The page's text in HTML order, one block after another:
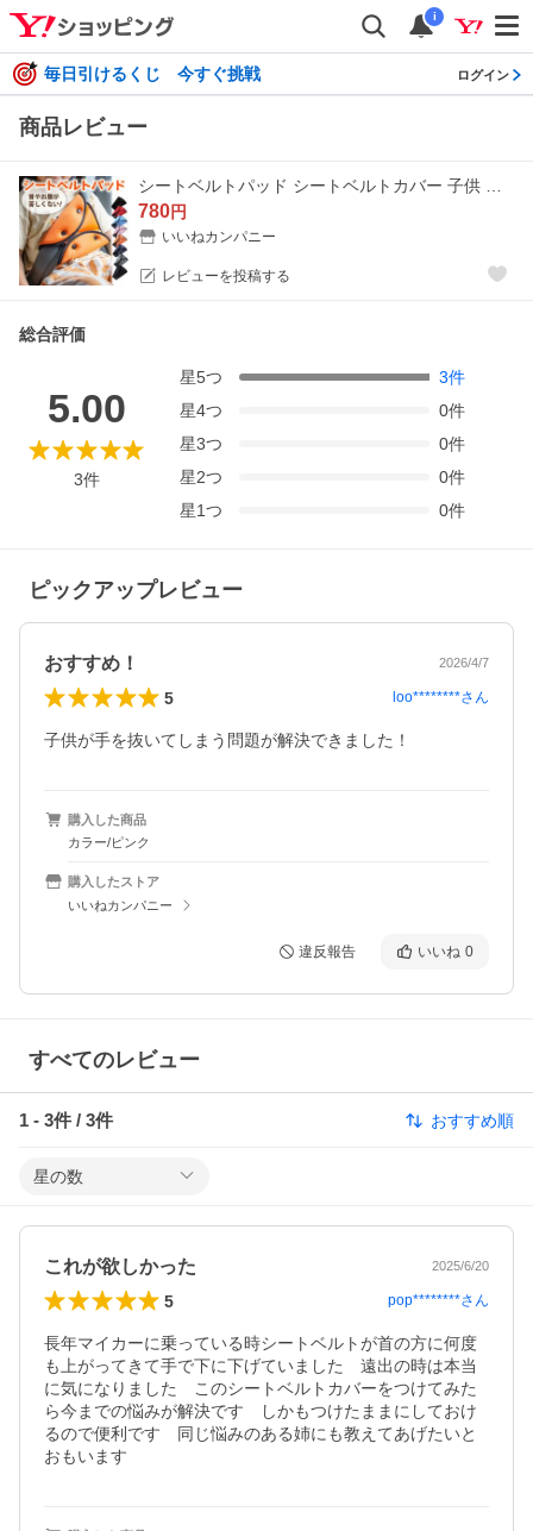
i
毎日引けるくじ 今すぐ挑戦 ログイン
商品レビュー
780円
いいねカンパニー
レビューを投稿する
総合評価
5.00
3件
星5つ 3件
星4つ 0件
星3つ 0件
星2つ 0件
星1つ 0件
ピックアップレビュー
おすすめ！ 2026/4/7
5 loo********さん
子供が手を抜いてしまう問題が解決できました！
購入した商品
カラー/ピンク
購入したストア
いいねカンパニー
違反報告 いいね 0
すべてのレビュー
1 - 3件 / 3件 おすすめ順
星の数
これが欲しかった 2025/6/20
5 pop********さん
長年マイカーに乗っている時シートベルトが首の方に何度
も上がってきて手で下に下げていました　遠出の時は本当
に気になりました　このシートベルトカバーをつけてみた
ら今までの悩みが解決です　しかもつけたままにしておけ
るので便利です　同じ悩みのある姉にも教えてあげたいと
おもいます